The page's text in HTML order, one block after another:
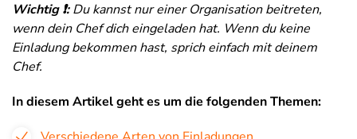
Wichtig ❗️:Du kannst nur einer Organisation beitreten,
wenn dein Chef dich eingeladen hat. Wenn du keine
Einladung bekommen hast, sprich einfach mit deinem
Chef.
In diesem Artikel geht es um die folgenden Themen: